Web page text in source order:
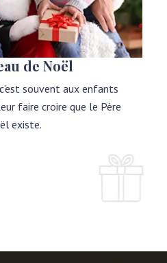
de Noël
souvent aux enfants
faire croire que le Père
existe.